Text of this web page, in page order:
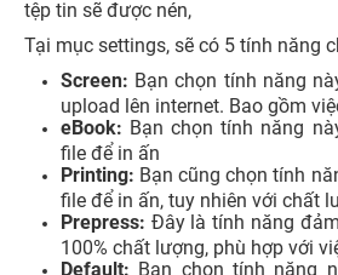
tệp tin sẽ được nén,
Tại mục settings, sẽ có 5 tính năng
Screen: Bạn chọn tính năng
upload lên internet. Bao gồm
eBook: Bạn chọn tính năng
file để in ấn
Printing: Bạn cũng chọn tính
file để in ấn, tuy nhiên với chất
Prepress: Đây là tính năng
100% chất lượng, phù hợp với
Default: Bạn chọn tính năng